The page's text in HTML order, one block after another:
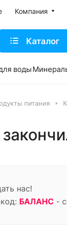
Компания
Каталог
воды
питания
нас!
БАЛАНС -